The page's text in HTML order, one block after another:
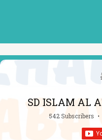
SD ISLAM AL
542 Subscribers •